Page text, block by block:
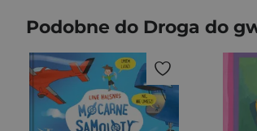
Podobne do Droga do